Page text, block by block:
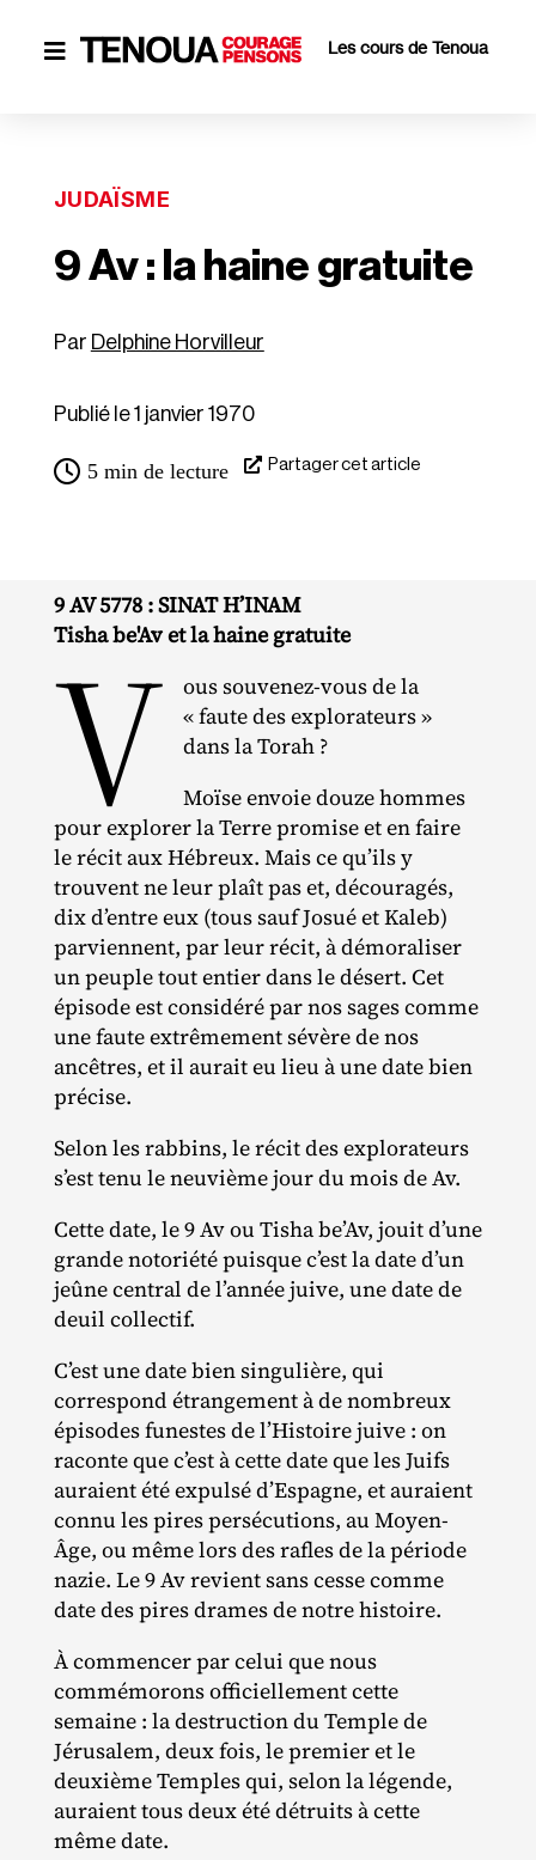
 Les cours de Tenoua
JUDAÏSME
9 Av : la haine gratuite
Delphine Horvilleur
Publié le 1 janvier 1970
5 min de lecture Partager cet article
9 AV 5778 : SINAT H’INAM
Tisha be'Av et la haine gratuite
V
ous souvenez‐​vous de la
« faute des explorateurs »
dans la Torah ?
Moïse envoie douze hommes
pour explorer la Terre promise et en faire
le récit aux Hébreux. Mais ce qu’ils y
trouvent ne leur plaît pas et, découragés,
dix d’entre eux (tous sauf Josué et Kaleb)
parviennent, par leur récit, à démoraliser
un peuple tout entier dans le désert. Cet
épisode est considéré par nos sages comme
une faute extrêmement sévère de nos
ancêtres, et il aurait eu lieu à une date bien
précise.
Selon les rabbins, le récit des explorateurs
s’est tenu le neuvième jour du mois de Av.
Cette date, le 9 Av ou Tisha be’Av, jouit d’une
grande notoriété puisque c’est la date d’un
jeûne central de l’année juive, une date de
deuil collectif.
C’est une date bien singulière, qui
correspond étrangement à de nombreux
épisodes funestes de l’Histoire juive : on
raconte que c’est à cette date que les Juifs
auraient été expulsé d’Espagne, et auraient
connu les pires persécutions, au Moyen‐​
Âge, ou même lors des rafles de la période
nazie. Le 9 Av revient sans cesse comme
date des pires drames de notre histoire.
À commencer par celui que nous
commémorons officiellement cette
semaine : la destruction du Temple de
Jérusalem, deux fois, le premier et le
deuxième Temples qui, selon la légende,
auraient tous deux été détruits à cette
même date.